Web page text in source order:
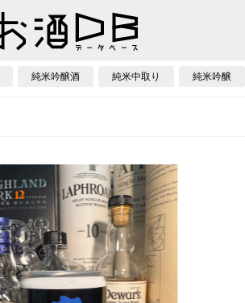
純米吟醸酒 純米中取り 純米吟醸